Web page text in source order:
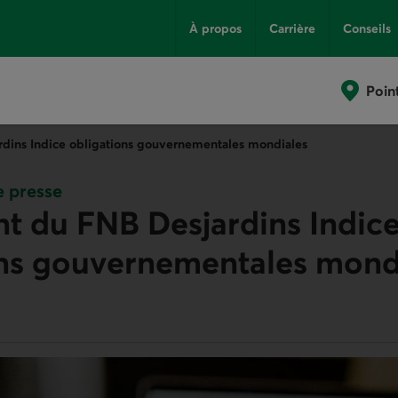
À propos Carrière Conseils
Indice obligations gouvernementales mondiales
presse
du FNB Desjardins
gouvernementales